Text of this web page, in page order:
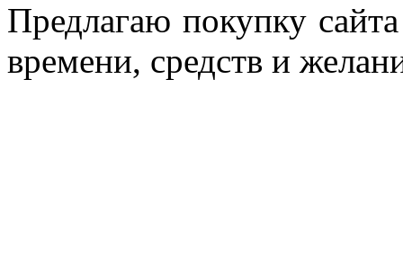
Пред­ла­гаю по­куп­ку
вре­мени, средств и